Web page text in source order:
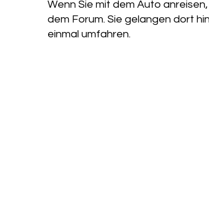
Wenn Sie mit dem Auto
dem Forum. Sie gelangen dort
einmal umfahren.